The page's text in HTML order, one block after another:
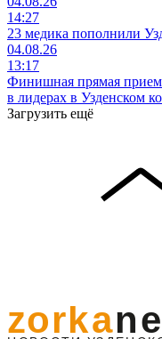
14:27
23 медика пополнили
04.08.26
13:17
Финишная прямая
в лидерах в Узденском
Загрузить ещё